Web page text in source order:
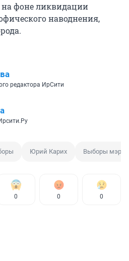
фоне ликвидации
наводнения,
редактора ИрСити
Юрий Карих Выборы мэра
0 0 0